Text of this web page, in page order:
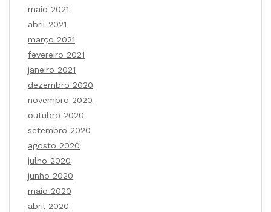
maio 2021
abril 2021
março 2021
fevereiro 2021
janeiro 2021
dezembro 2020
novembro 2020
outubro 2020
setembro 2020
agosto 2020
julho 2020
junho 2020
maio 2020
abril 2020